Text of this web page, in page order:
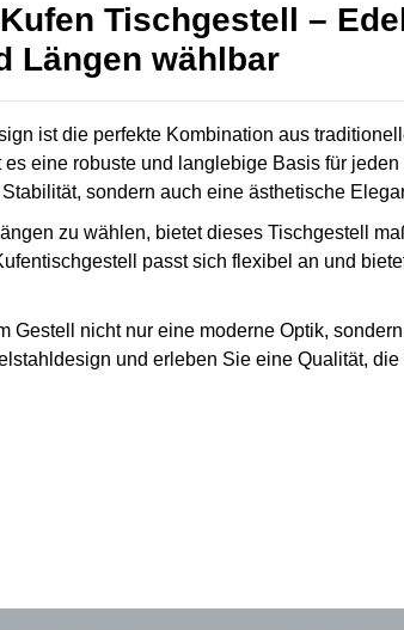
Tischgestell –
Längen wählbar
ist die perfekte Kombination aus
eine robuste und langlebige Basis für jeden
sondern auch eine ästhetische
zu wählen, bietet dieses Tischgestell
passt sich flexibel an und
Gestell nicht nur eine moderne Optik,
und erleben Sie eine Qualität,